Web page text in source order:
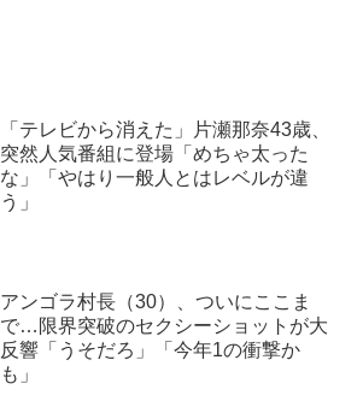
「テレビから消えた」片瀬那奈43歳、
突然人気番組に登場「めちゃ太った
な」「やはり一般人とはレベルが違
う」
アンゴラ村長（30）、ついにここま
で…限界突破のセクシーショットが大
反響「うそだろ」「今年1の衝撃か
も」